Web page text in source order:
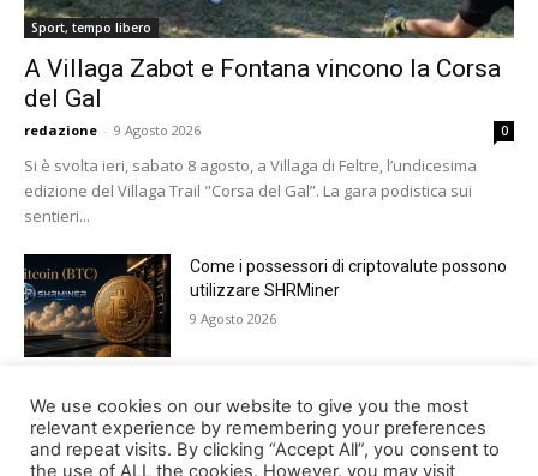
Sport, tempo libero
A Villaga Zabot e Fontana vincono la Corsa
del Gal
redazione - 9 Agosto 2026 0
Si è svolta ieri, sabato 8 agosto, a Villaga di Feltre, l’undicesima
edizione del Villaga Trail "Corsa del Gal”. La gara podistica sui
sentieri...
Come i possessori di criptovalute possono
utilizzare SHRMiner
9 Agosto 2026
Tutto pronto a Lamosano per Alpago Sky
Super 3
8 Agosto 2026
We use cookies on our website to give you the most
relevant experience by remembering your preferences
and repeat visits. By clicking “Accept All”, you consent to
the use of ALL the cookies. However, you may visit